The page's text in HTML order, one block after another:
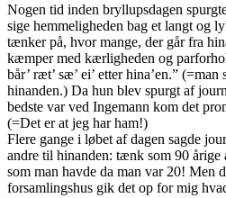
Nogen tid inden bryllupsdagen
sige hemmeligheden bag et langt og
tænker på, hvor mange, der går fra
kæmper med kærligheden og
bår’ ræt’ sæ’ ei’ etter hina’en.”
hinanden.) Da hun blev spurgt af
bedste var ved Ingemann kom det
(=Det er at jeg har ham!)
Flere gange i løbet af dagen sagde
andre til hinanden: tænk som 90 årige
som man havde da man var 20! Men
forsamlingshus gik det op for mig